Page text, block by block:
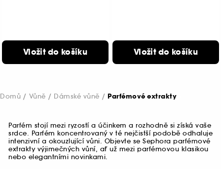
Vložit do košíku Vložit do košíku
Domů Vůně Dámské vůně Parfémové extrakty
Parfém stojí mezi ryzostí a účinkem a rozhodně si získá vaše
srdce. Parfém koncentrovaný v té nejčistší podobě odhaluje
intenzivní a okouzlující vůni. Objevte se Sephora parfémové
extrakty výjimečných vůní, ať už mezi parfémovou klasikou
nebo elegantními novinkami.